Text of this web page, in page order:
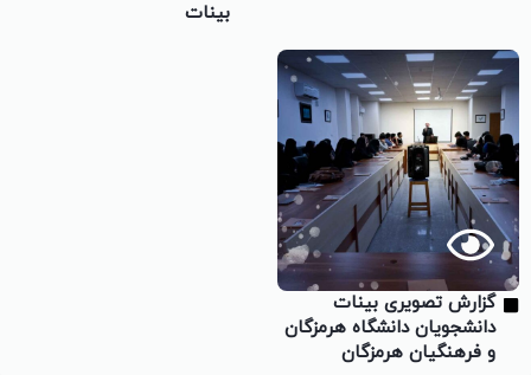
بینات
گزارش تصویری بینات
دانشجویان دانشگاه هرمزگان
و فرهنگیان هرمزگان